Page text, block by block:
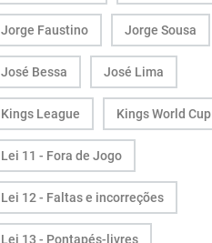
Jorge Faustino Jorge Sousa
José Bessa José Lima
Kings League Kings World Cup
Lei 11 - Fora de Jogo
Lei 12 - Faltas e incorreções
Lei 13 - Pontapés-livres